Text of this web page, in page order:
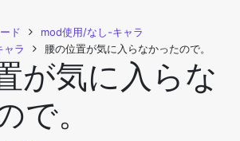
ド
mod使用/なし-キャラ
ラ
腰の位置が気に入らなかったので。
が気に入らな
で。